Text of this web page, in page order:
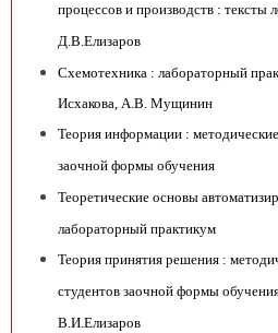
процессов и производств : тексты
Д.В.Елизаров
Схемотехника : лабораторный
Исхакова, А.В. Мущинин
Теория информации :
заочной формы обучения
Теоретические основы
лабораторный практикум
Теория принятия решения :
студентов заочной формы
В.И.Елизаров